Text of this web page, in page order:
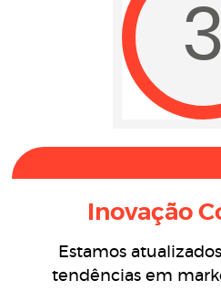
3
Inovação
Estamos
tendências em